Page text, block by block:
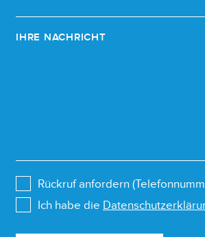
IHRE NACHRICHT
Rückruf anfordern
Ich habe die